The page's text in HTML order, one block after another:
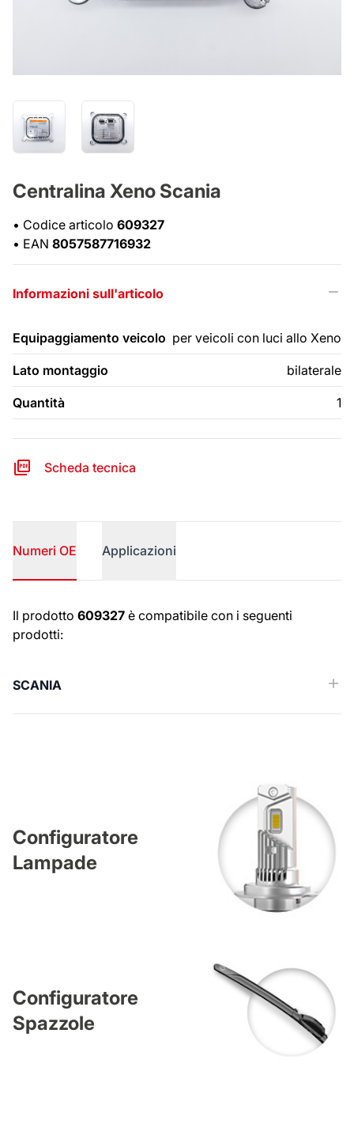
Centralina Xeno Scania
• Codice articolo 609327
• EAN 8057587716932
Informazioni sull'articolo
Equipaggiamento veicolo per veicoli con luci allo Xeno
Lato montaggio bilaterale
Quantità 1
Scheda tecnica
Numeri OE Applicazioni
Numeri OE
Il prodotto 609327 è compatibile con i seguenti
prodotti:
SCANIA
Configuratore
Lampade
Configuratore
Spazzole